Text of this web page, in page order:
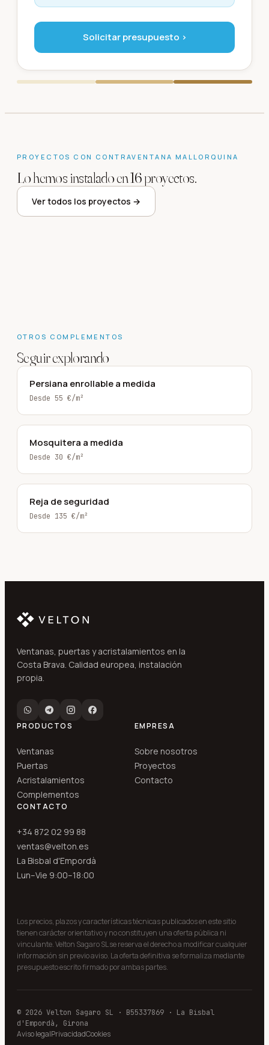
Solicitar presupuesto ›
PROYECTOS CON CONTRAVENTANA MALLORQUINA
Lo hemos instalado en16proyectos.
Ver todos los proyectos →
Villas en Mas Nou
Platja d'Aro·2024
Chalet rustico
Palafrugell
Ático en S´Agaro
Chalé
OTROS COMPLEMENTOS
Seguir explorando
Persiana enrollable a medida
Desde 55 €/m²
Mosquitera a medida
Desde 30 €/m²
Reja de seguridad
Desde 135 €/m²
Ventanas, puertas y acristalamientos en la
Costa Brava. Calidad europea, instalación
propia.
PRODUCTOS
Ventanas
Puertas
Acristalamientos
Complementos
EMPRESA
Sobre nosotros
Proyectos
Contacto
CONTACTO
+34 872 02 99 88
ventas@velton.es
La Bisbal d'Empordà
Lun–Vie 9:00–18:00
Los precios, plazos y características técnicas publicados en este sitio
tienen carácter orientativo y no constituyen una oferta pública ni
vinculante. Velton Sagaro SL se reserva el derecho a modificar cualquier
información sin previo aviso. La oferta definitiva se formaliza mediante
presupuesto escrito firmado por ambas partes.
© 2026 Velton Sagaro SL · B55337869 · La Bisbal
d'Empordà, Girona
Aviso legalPrivacidadCookies